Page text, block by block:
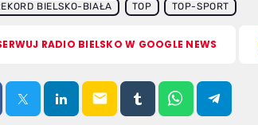
BIELSKO-BIAŁA TOP TOP-SPORT
RADIO BIELSKO W GOOGLE NEWS
email